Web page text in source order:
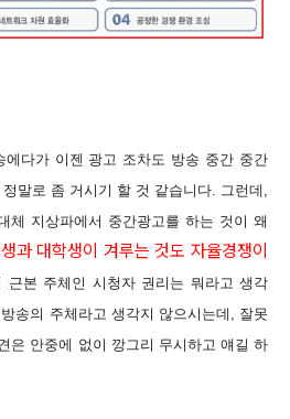
에다가 이젠 광고 조차도 방송 중간 중간
말로 좀 거시기 할 것 같습니다. 그런데,
체 지상파에서 중간광고를 하는 것이 왜
과 대학생이 겨루는 것도 자율경쟁이
근본 주체인 시청자 권리는 뭐라고 생각
송의 주체라고 생각지 않으시는데, 잘못
은 안중에 없이 깡그리 무시하고 얘길 하